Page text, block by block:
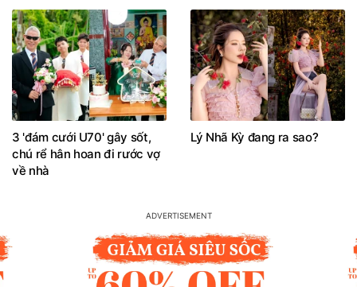
3 'đám cưới U70' gây sốt,
chú rể hân hoan đi rước vợ
về nhà
Lý Nhã Kỳ đang ra sao?